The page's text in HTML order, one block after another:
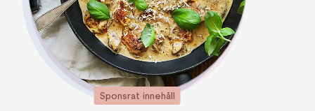
Sponsrat innehåll